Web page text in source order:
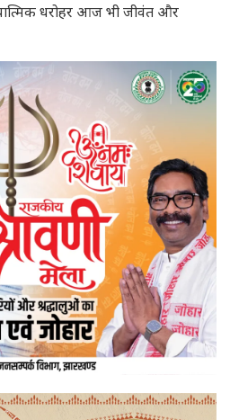
धरोहर आज भी जीवंत और